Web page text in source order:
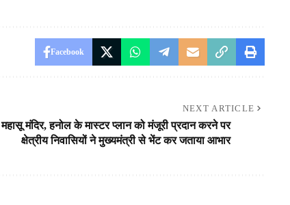
Facebook
NEXT ARTICLE
महासू मंदिर, हनोल के मास्टर प्लान को मंजूरी प्रदान करने पर
क्षेत्रीय निवासियों ने मुख्यमंत्री से भेंट कर जताया आभार